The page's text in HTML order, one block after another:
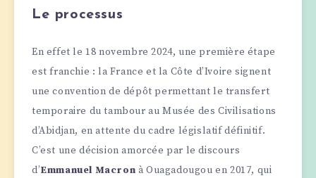
Le processus
En effet le 18 novembre 2024, une première étape
est franchie : la France et la Côte d’Ivoire signent
une convention de dépôt permettant le transfert
temporaire du tambour au Musée des Civilisations
d’Abidjan, en attente du cadre législatif définitif.
C’est une décision amorcée par le discours
d’Emmanuel Macron à Ouagadougou en 2017, qui